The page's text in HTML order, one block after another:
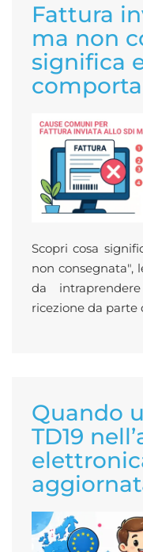
Fattura
ma non
significa
Scopri cosa
non consegnata",
da
ricezione da parte
Quando
TD19